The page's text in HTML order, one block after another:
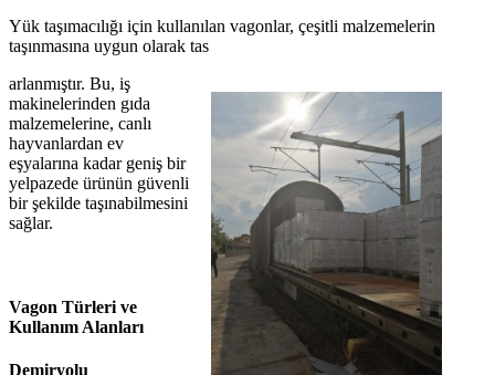
Yük taşımacılığı için kullanılan vagonlar, çeşitli malzemelerin
taşınmasına uygun olarak tas
arlanmıştır. Bu, iş
makinelerinden gıda
malzemelerine, canlı
hayvanlardan ev
eşyalarına kadar geniş bir
yelpazede ürünün güvenli
bir şekilde taşınabilmesini
sağlar.
Vagon Türleri ve
Kullanım Alanları
Demiryolu